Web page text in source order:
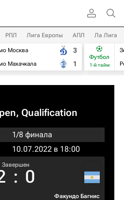
РПЛ Лига Европы АПЛ Ла Лига
Москва
Махачкала
3
1
Футбол
1-й тайм
Qualification
1/8 финала
10.07.2022 в 18:00
Завершен
: 0
Факундо Багнис